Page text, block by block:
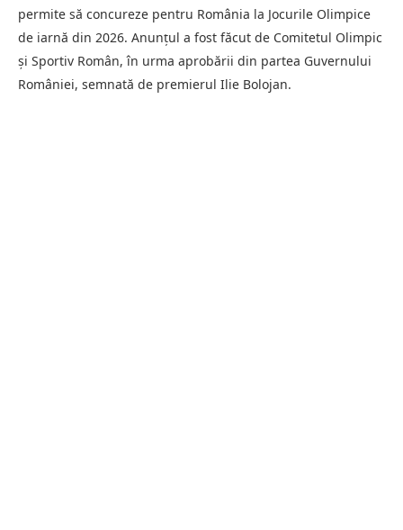
permite să concureze pentru România la Jocurile Olimpice
de iarnă din 2026. Anunțul a fost făcut de Comitetul Olimpic
și Sportiv Român, în urma aprobării din partea Guvernului
României, semnată de premierul Ilie Bolojan.